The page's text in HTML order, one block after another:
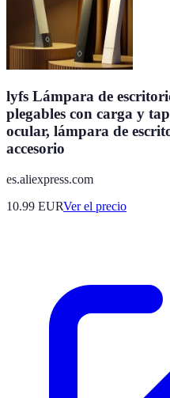
lyfs Lámpara de
plegables con carga y
ocular, lámpara de
accesorio
es.aliexpress.com
10.99 EURVer el precio